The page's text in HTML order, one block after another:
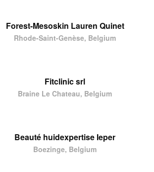
Forest-Mesoskin Lauren Quinet
Rhode-Saint-Genèse, Belgium
Fitclinic srl
Braine Le Chateau, Belgium
Beauté huidexpertise Ieper
Boezinge, Belgium